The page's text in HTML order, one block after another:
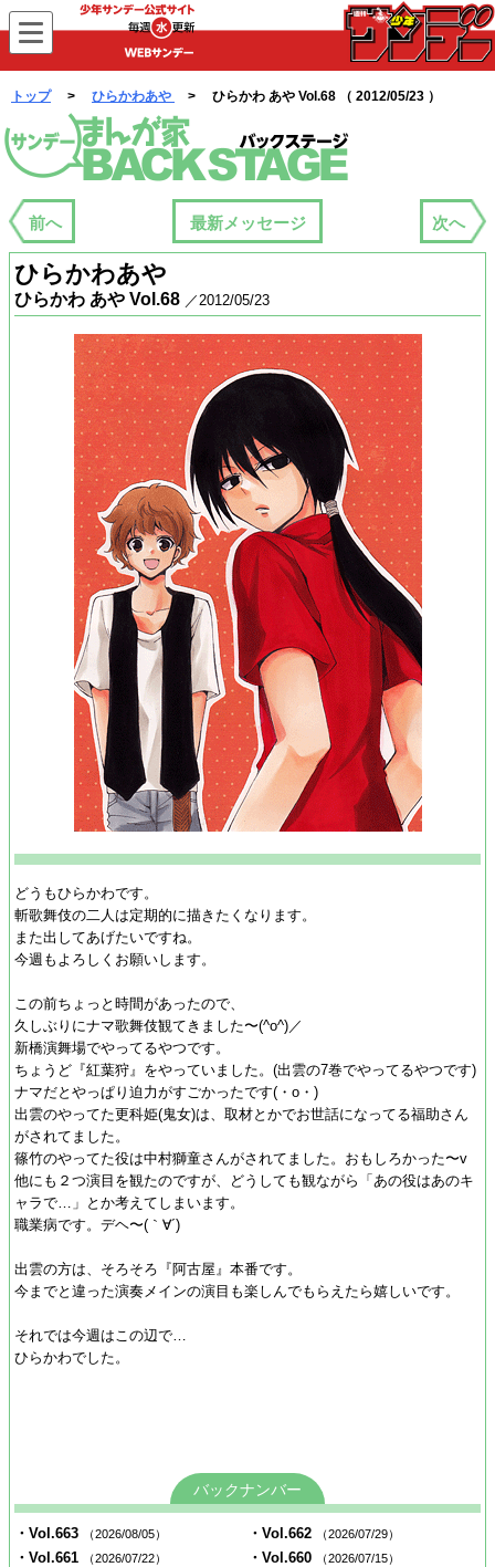
WEBサンデー
トップ> ひらかわあや > ひらかわ あや Vol.68 （ 2012/05/23 ）
まんが家バックステージ
前へ 最新メッセージ 次へ
ひらかわあや
ひらかわ あや Vol.68 ／2012/05/23
どうもひらかわです。
斬歌舞伎の二人は定期的に描きたくなります。
また出してあげたいですね。
今週もよろしくお願いします。
この前ちょっと時間があったので、
久しぶりにナマ歌舞伎観てきました〜(^o^)／
新橋演舞場でやってるやつです。
ちょうど『紅葉狩』をやっていました。(出雲の7巻でやってるやつです)
ナマだとやっぱり迫力がすごかったです(・o・)
出雲のやってた更科姫(鬼女)は、取材とかでお世話になってる福助さん
がされてました。
篠竹のやってた役は中村獅童さんがされてました。おもしろかった〜v
他にも２つ演目を観たのですが、どうしても観ながら「あの役はあのキ
ャラで…」とか考えてしまいます。
職業病です。デヘ〜(｀∀´)
出雲の方は、そろそろ『阿古屋』本番です。
今までと違った演奏メインの演目も楽しんでもらえたら嬉しいです。
それでは今週はこの辺で…
ひらかわでした。
バックナンバー
・Vol.663 （2026/08/05） ・Vol.662 （2026/07/29）
・Vol.661 （2026/07/22） ・Vol.660 （2026/07/15）